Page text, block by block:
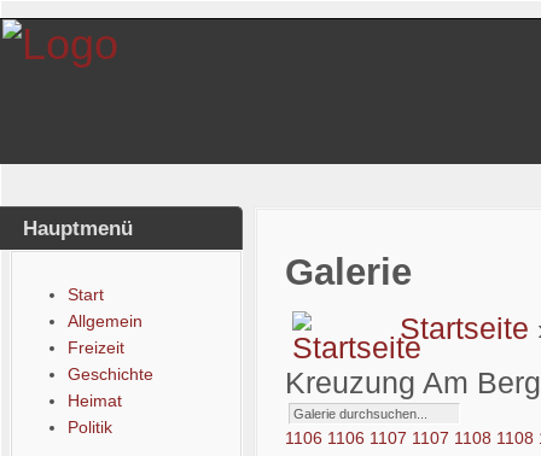
Hauptmenü
Start
Allgemein
Freizeit
Geschichte
Heimat
Politik
Galerie
Startseite
Kreuzung Am
1106 1106 1107 1107 1108 1108